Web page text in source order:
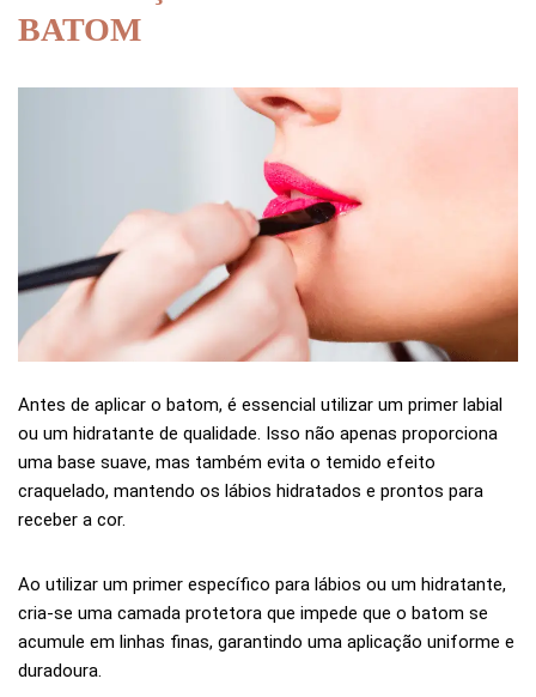
BATOM
Antes de aplicar o batom, é essencial utilizar um primer labial
ou um hidratante de qualidade. Isso não apenas proporciona
uma base suave, mas também evita o temido efeito
craquelado, mantendo os lábios hidratados e prontos para
receber a cor.
Ao utilizar um primer específico para lábios ou um hidratante,
cria-se uma camada protetora que impede que o batom se
acumule em linhas finas, garantindo uma aplicação uniforme e
duradoura.